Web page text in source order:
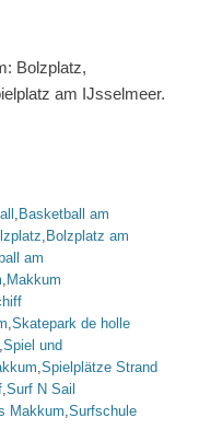
Bolzplatz,
am IJsselmeer.
, Basketball am
, Bolzplatz am
am
, Makkum
,Skatepark de holle
,Spiel und
,Spielplätze Strand
,Surf N Sail
Makkum,Surfschule